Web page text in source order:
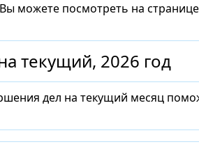
можете посмотреть на странице
текущий, 2026 год
дел на текущий месяц